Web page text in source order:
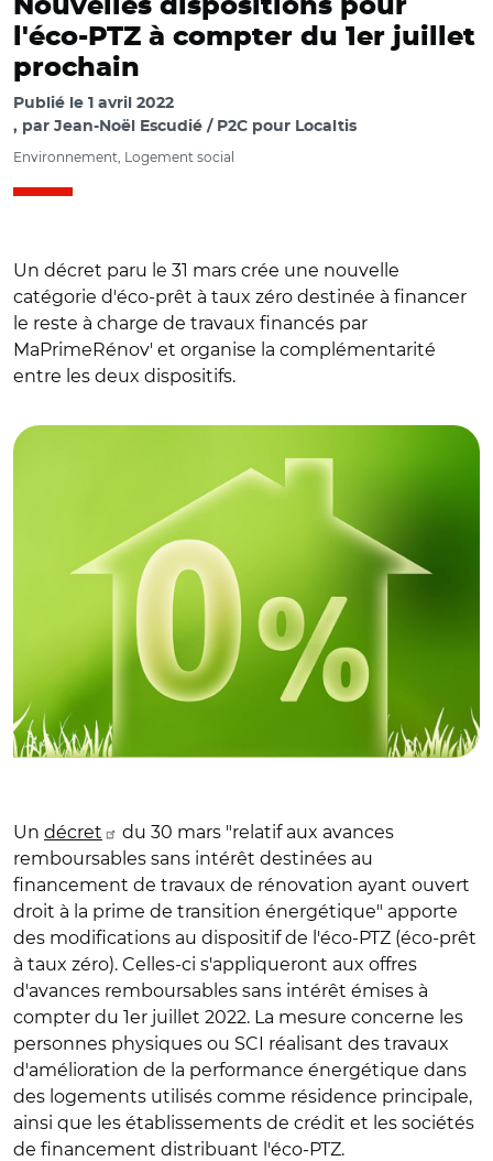
Nouvelles dispositions pour
l'éco-PTZ à compter du 1er juillet
prochain
Publié le 1 avril 2022
par Jean-Noël Escudié / P2C pour Localtis
Environnement, Logement social
Un décret paru le 31 mars crée une nouvelle
catégorie d'éco-prêt à taux zéro destinée à financer
le reste à charge de travaux financés par
MaPrimeRénov' et organise la complémentarité
entre les deux dispositifs.
Un décret
du 30 mars "relatif aux avances
remboursables sans intérêt destinées au
financement de travaux de rénovation ayant ouvert
droit à la prime de transition énergétique" apporte
des modifications au dispositif de l'éco-PTZ (éco-prêt
à taux zéro). Celles-ci s'appliqueront aux offres
d'avances remboursables sans intérêt émises à
compter du 1er juillet 2022. La mesure concerne les
personnes physiques ou SCI réalisant des travaux
d'amélioration de la performance énergétique dans
des logements utilisés comme résidence principale,
ainsi que les établissements de crédit et les sociétés
de financement distribuant l'éco-PTZ.